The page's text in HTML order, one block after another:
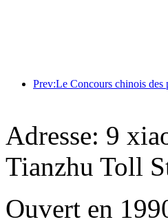
Adresse: 9
Tianzhu Toll
Ouvert en